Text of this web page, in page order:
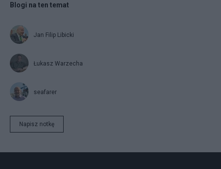
Blogi na ten temat
Jan Filip Libicki
Łukasz Warzecha
seafarer
Napisz notkę